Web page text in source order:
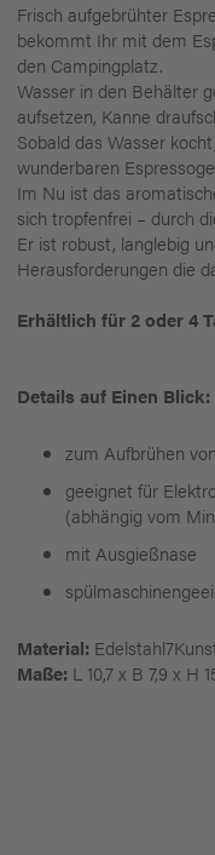
Frisch aufgebrühter
bekommt Ihr mit dem
den Campingplatz.
Wasser in den Behälter
aufsetzen, Kanne
Sobald das Wasser
wunderbaren
Im Nu ist das
sich tropfenfrei – durch
Er ist robust, langlebig
Herausforderungen die
Erhältlich für 2 oder 4
Details auf Einen Blick:
zum Aufbrühen
geeignet für
(abhängig vom
mit Ausgießnase
Material:
Maße: L 10,7 x B 7,9 x H